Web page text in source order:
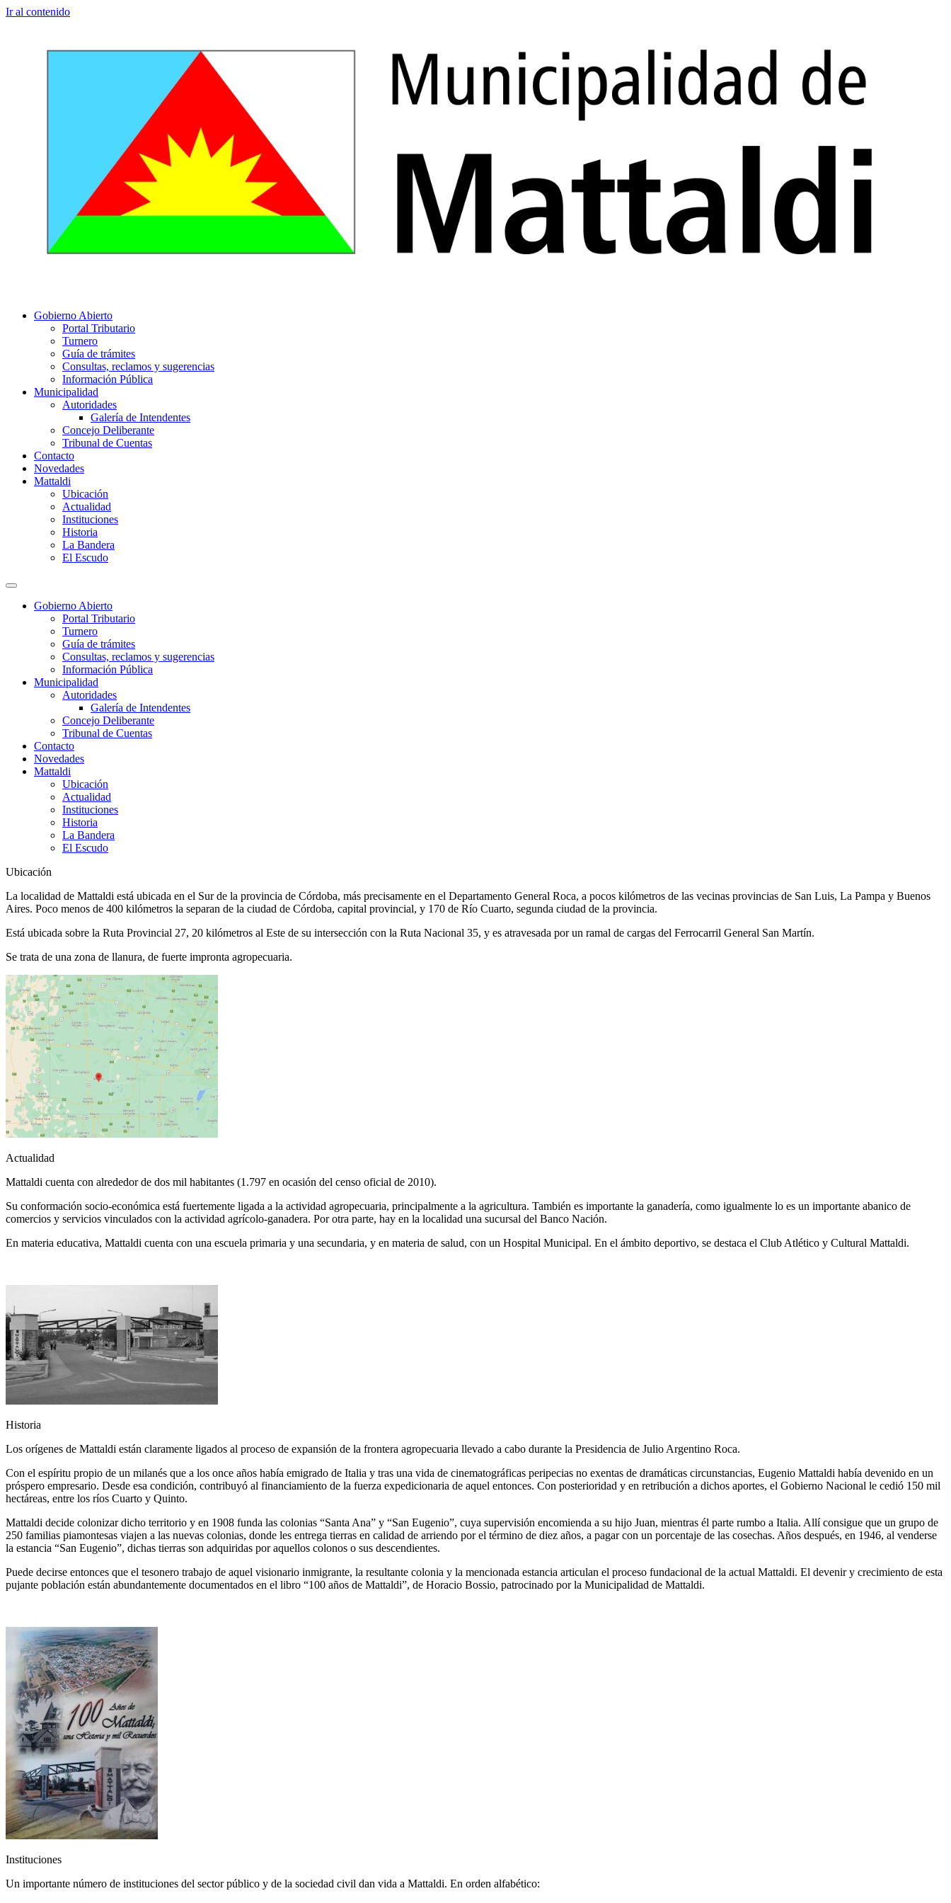
Ir al contenido
Gobierno Abierto
Portal Tributario
Turnero
Guía de trámites
Consultas, reclamos y sugerencias
Información Pública
Municipalidad
Autoridades
Galería de Intendentes
Concejo Deliberante
Tribunal de Cuentas
Contacto
Novedades
Mattaldi
Ubicación
Actualidad
Instituciones
Historia
La Bandera
El Escudo
Gobierno Abierto
Portal Tributario
Turnero
Guía de trámites
Consultas, reclamos y sugerencias
Información Pública
Municipalidad
Autoridades
Galería de Intendentes
Concejo Deliberante
Tribunal de Cuentas
Contacto
Novedades
Mattaldi
Ubicación
Actualidad
Instituciones
Historia
La Bandera
El Escudo
Ubicación
La localidad de Mattaldi está ubicada en el Sur de la provincia de Córdoba, más precisamente en el Departamento General Roca, a pocos kilómetros de las vecinas provincias de San Luis, La Pampa y Buenos
Aires. Poco menos de 400 kilómetros la separan de la ciudad de Córdoba, capital provincial, y 170 de Río Cuarto, segunda ciudad de la provincia.
Está ubicada sobre la Ruta Provincial 27, 20 kilómetros al Este de su intersección con la Ruta Nacional 35, y es atravesada por un ramal de cargas del Ferrocarril General San Martín.
Se trata de una zona de llanura, de fuerte impronta agropecuaria.
Actualidad
Mattaldi cuenta con alrededor de dos mil habitantes (1.797 en ocasión del censo oficial de 2010).
Su conformación socio-económica está fuertemente ligada a la actividad agropecuaria, principalmente a la agricultura. También es importante la ganadería, como igualmente lo es un importante abanico de
comercios y servicios vinculados con la actividad agrícolo-ganadera. Por otra parte, hay en la localidad una sucursal del Banco Nación.
En materia educativa, Mattaldi cuenta con una escuela primaria y una secundaria, y en materia de salud, con un Hospital Municipal. En el ámbito deportivo, se destaca el Club Atlético y Cultural Mattaldi.
Historia
Los orígenes de Mattaldi están claramente ligados al proceso de expansión de la frontera agropecuaria llevado a cabo durante la Presidencia de Julio Argentino Roca.
Con el espíritu propio de un milanés que a los once años había emigrado de Italia y tras una vida de cinematográficas peripecias no exentas de dramáticas circunstancias, Eugenio Mattaldi había devenido en un
próspero empresario. Desde esa condición, contribuyó al financiamiento de la fuerza expedicionaria de aquel entonces. Con posterioridad y en retribución a dichos aportes, el Gobierno Nacional le cedió 150 mil
hectáreas, entre los ríos Cuarto y Quinto.
Mattaldi decide colonizar dicho territorio y en 1908 funda las colonias “Santa Ana” y “San Eugenio”, cuya supervisión encomienda a su hijo Juan, mientras él parte rumbo a Italia. Allí consigue que un grupo de
250 familias piamontesas viajen a las nuevas colonias, donde les entrega tierras en calidad de arriendo por el término de diez años, a pagar con un porcentaje de las cosechas. Años después, en 1946, al venderse
la estancia “San Eugenio”, dichas tierras son adquiridas por aquellos colonos o sus descendientes.
Puede decirse entonces que el tesonero trabajo de aquel visionario inmigrante, la resultante colonia y la mencionada estancia articulan el proceso fundacional de la actual Mattaldi. El devenir y crecimiento de esta
pujante población están abundantemente documentados en el libro “100 años de Mattaldi”, de Horacio Bossio, patrocinado por la Municipalidad de Mattaldi.
Instituciones
Un importante número de instituciones del sector público y de la sociedad civil dan vida a Mattaldi. En orden alfabético: